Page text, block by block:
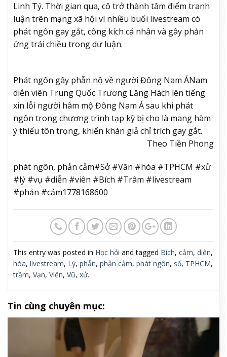
Linh Tý. Thời gian qua, cô trở thành tâm điểm tranh
luận trên mạng xã hội vì nhiều buổi livestream có
phát ngôn gay gắt, công kích cá nhân và gây phản
ứng trái chiều trong dư luận.
Phát ngôn gây phẫn nộ về người Đông Nam ÁNam
diễn viên Trung Quốc Trương Lăng Hách lên tiếng
xin lỗi người hâm mộ Đông Nam Á sau khi phát
ngôn trong chương trình tạp kỹ bị cho là mang hàm
ý thiếu tôn trọng, khiến khán giả chỉ trích gay gắt.
Theo Tiền Phong
phát ngôn, phản cảm#Sở #Văn #hóa #TPHCM #xử
#lý #vụ #diễn #viên #Bích #Trâm #livestream
#phản #cảm1778168600
This entry was posted in Học hỏi and tagged Bích, cảm, diện,
hóa, livestream, Lý, phẫn, phản cảm, phát ngôn, số, TPHCM,
trầm, Vạn, Viên, Vũ, xử.
Tin cùng chuyên mục: